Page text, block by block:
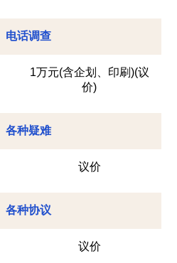
电话调查
1万元(含企划、印刷)(议
价)
各种疑难
议价
各种协议
议价